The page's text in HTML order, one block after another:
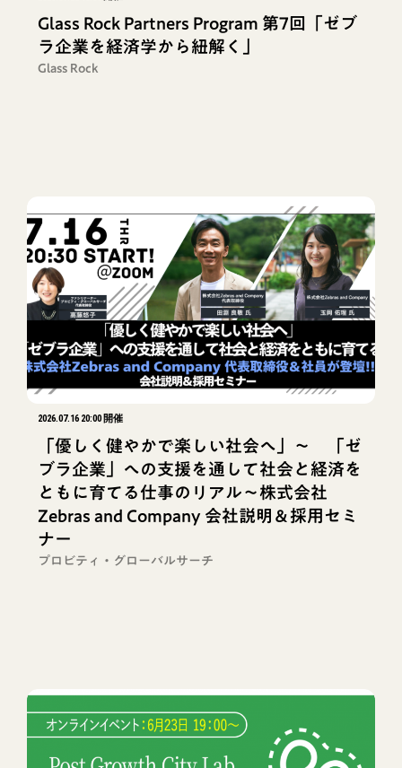
Glass Rock Partners Program 第7回「ゼブ
ラ企業を経済学から紐解く」
Glass Rock
2026.07.16 20:00 開催
「優しく健やかで楽しい社会へ」～ 「ゼ
ブラ企業」への支援を通して社会と経済を
ともに育てる仕事のリアル〜株式会社
Zebras and Company 会社説明＆採用セミ
ナー
プロビティ・グローバルサーチ